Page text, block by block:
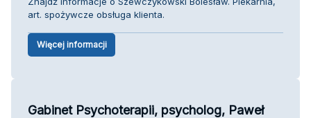
art. spożywcze obsługa klienta.
Więcej informacji
Gabinet Psychoterapii, psycholog, Paweł